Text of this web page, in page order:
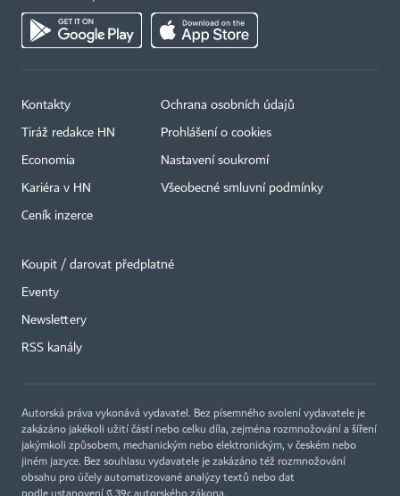
Kontakty
Tiráž redakce HN
Economia
Kariéra v HN
Ceník inzerce
Ochrana osobních údajů
Prohlášení o cookies
Nastavení soukromí
Všeobecné smluvní podmínky
Koupit / darovat předplatné
Eventy
Newslettery
RSS kanály
Autorská práva vykonává vydavatel. Bez písemného svolení vydavatele je
zakázáno jakékoli užití částí nebo celku díla, zejména rozmnožování a šíření
jakýmkoli způsobem, mechanickým nebo elektronickým, v českém nebo
jiném jazyce. Bez souhlasu vydavatele je zakázáno též rozmnožování
obsahu pro účely automatizované analýzy textů nebo dat